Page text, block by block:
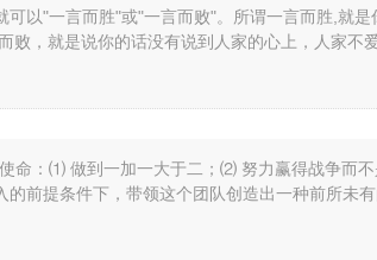
以"一言而胜"或"一言而败"。所谓一言而胜,就
败，就是说你的话没有说到人家的心上，人家不
命：⑴ 做到一加一大于二；⑵ 努力赢得战争而
前提条件下，带领这个团队创造出一种前所未